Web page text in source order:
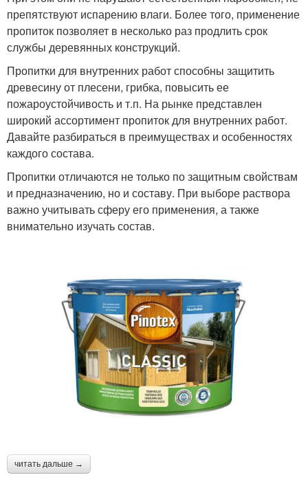
препятствуют испарению влаги. Более того, применение
пропиток позволяет в несколько раз продлить срок
службы деревянных конструкций.
Пропитки для внутренних работ способны защитить
древесину от плесени, грибка, повысить ее
пожароустойчивость и т.п. На рынке представлен
широкий ассортимент пропиток для внутренних работ.
Давайте разбираться в преимуществах и особенностях
каждого состава.
Пропитки отличаются не только по защитным свойствам
и предназначению, но и составу. При выборе раствора
важно учитывать сферу его применения, а также
внимательно изучать состав.
читать дальше →